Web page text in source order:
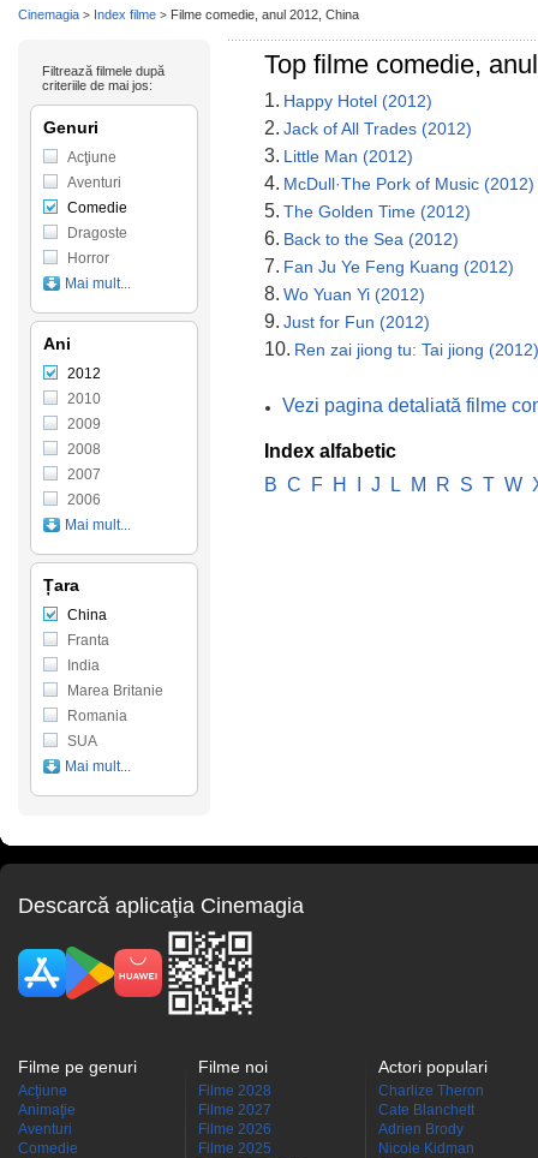
Top filme comedie,
1. Happy Hotel (2012)
2. Jack of All Trades (2012)
3. Little Man (2012)
4. McDull·The Pork of Music (2012)
5. The Golden Time (2012)
6. Back to the Sea (2012)
7. Fan Ju Ye Feng Kuang (2012)
8. Wo Yuan Yi (2012)
9. Just for Fun (2012)
10. Ren zai jiong tu: Tai jiong (2012)
Vezi pagina detaliată filme
Index alfabetic
B C F H J L M R S T W
Filtrează filmele după
criteriile de mai jos:
Genuri
Acţiune
Aventuri
Comedie
Dragoste
Horror
Mai mult...
Ani
2012
2010
2009
2008
2007
2006
Mai mult...
Țara
China
Franta
India
Marea Britanie
Romania
SUA
Mai mult...
Cinemagia > Index filme > Filme comedie, anul 2012, China
Descarcă aplicaţia Cinemagia
Filme pe genuri
Acţiune
Animaţie
Aventuri
Comedie
Filme noi
Filme 2028
Filme 2027
Filme 2026
Filme 2025
Actori populari
Charlize Theron
Cate Blanchett
Adrien Brody
Nicole Kidman